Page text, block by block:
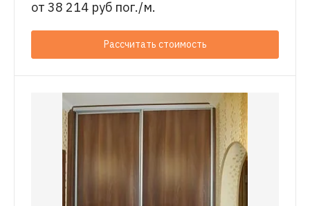
от 38 214 руб пог./м.
Рассчитать стоимость